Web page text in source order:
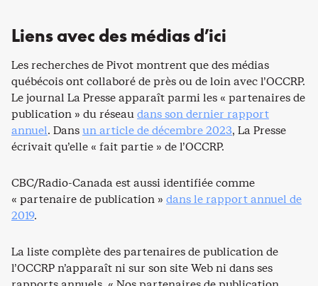
Liens avec des médias d’ici
Les recherches de Pivot montrent que des médias
québécois ont collaboré de près ou de loin avec l’OCCRP.
Le journal La Presse apparaît parmi les « partenaires de
publication » du réseaudans son dernier rapport
annuel. Dansun article de décembre 2023, La Presse
écrivait qu’elle « fait partie » de l’OCCRP.
CBC/Radio-Canada est aussi identifiée comme
« partenaire de publication » dans le rapport annuel de
2019.
La liste complète des partenaires de publication de
l’OCCRP n’apparaît ni sur son site Web ni dans ses